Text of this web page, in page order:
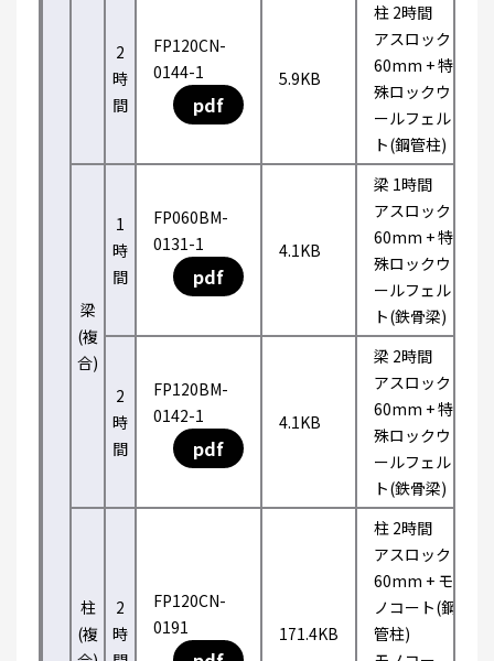
2
時
間
FP120CN-
0144-1
pdf
5.9KB
柱 2時間
アスロック
60mm + 特
殊ロックウ
ールフェル
ト(鋼管柱)
梁
(複
合)
1
時
間
FP060BM-
0131-1
pdf
4.1KB
梁 1時間
アスロック
60mm + 特
殊ロックウ
ールフェル
ト(鉄骨梁)
2
時
間
FP120BM-
0142-1
pdf
4.1KB
梁 2時間
アスロック
60mm + 特
殊ロックウ
ールフェル
ト(鉄骨梁)
柱
(複
2
時
FP120CN-
0191
171.4KB
柱 2時間
アスロック
60mm + モ
ノコート(鋼
管柱)